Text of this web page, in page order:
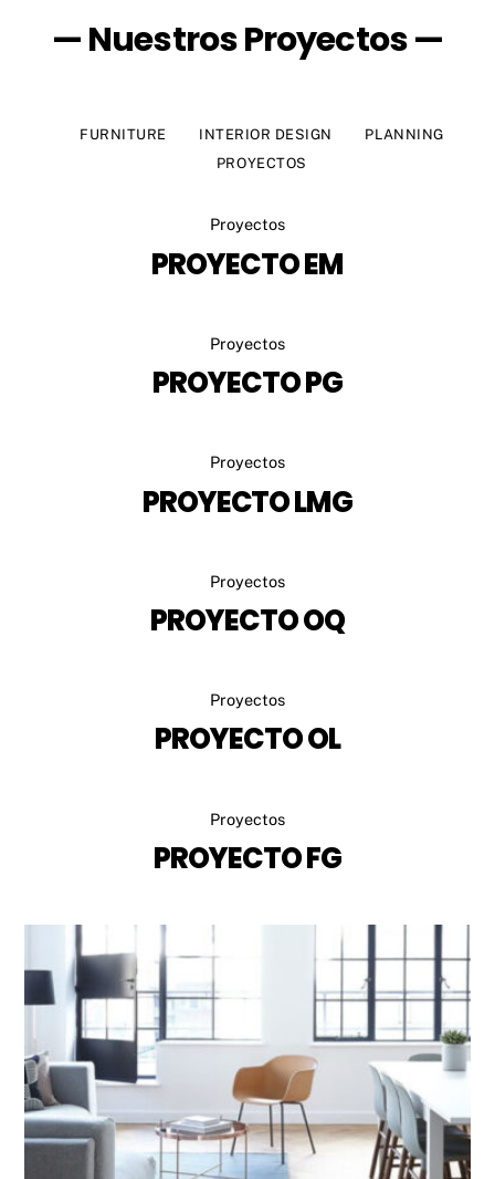
— Nuestros Proyectos —
FURNITURE INTERIOR DESIGN
PLANNING
PROYECTOS
Proyectos
PROYECTO EM
Proyectos
PROYECTO PG
Proyectos
PROYECTO LMG
Proyectos
PROYECTO OQ
Proyectos
PROYECTO OL
Proyectos
PROYECTO FG